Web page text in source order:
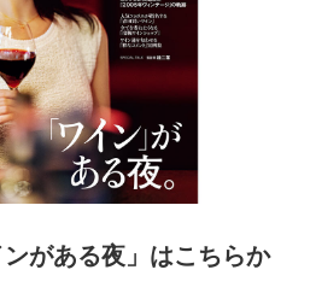
がある夜」はこちらか